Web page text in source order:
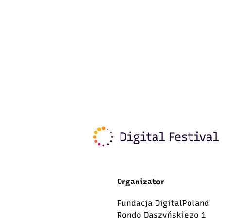
Organizator
Fundacja DigitalPoland
Rondo Daszyńskiego 1